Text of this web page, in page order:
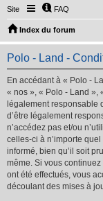
Site FAQ
Index du forum
Polo - Land -
En accédant à « Polo -
« nos », « Polo - Land »,
légalement responsable
d’être légalement
n’accédez pas et/ou
celles-ci à n’importe
informé, bien qu’il soit
même. Si vous
ont été effectués, vous
découlant des mises à